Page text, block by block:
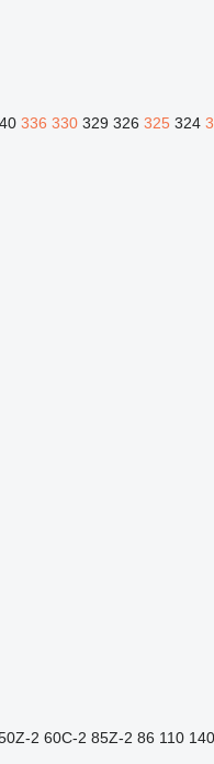
324
325
326
329
330
336
2 60C-2 85Z-2 86 110